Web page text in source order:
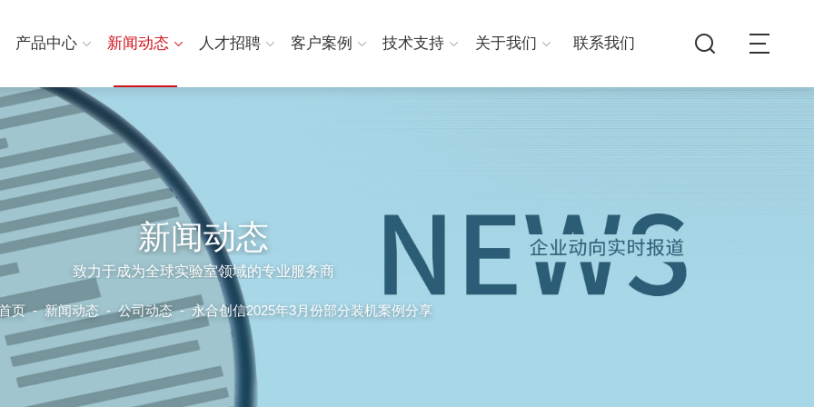
产品中心 新闻动态 人才招聘 客户案例 技术支持 关于我们 联系我们
新闻动态
致力于成为全球实验室领域的专业服务商
页-新闻动态 -公司动态 -永合创信2025年3月份部分装机案例分享